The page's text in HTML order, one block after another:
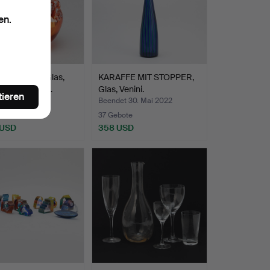
"Polar", Glas,
Wärff, Kosta…
28. Feb 2020
KARAFFE MIT STOPPER,
Glas, Venini.
Beendet 30. Mai 2022
37 Gebote
358 USD